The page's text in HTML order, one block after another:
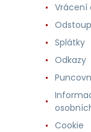
Vrácení
Splátky
Odkazy
Cookie